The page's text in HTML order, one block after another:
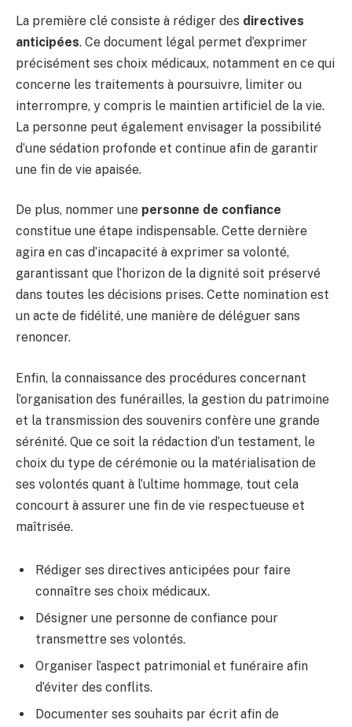
La première clé consiste à rédiger des directives
anticipées. Ce document légal permet d’exprimer
précisément ses choix médicaux, notamment en ce qui
concerne les traitements à poursuivre, limiter ou
interrompre, y compris le maintien artificiel de la vie.
La personne peut également envisager la possibilité
d’une sédation profonde et continue afin de garantir
une fin de vie apaisée.
De plus, nommer une personne de confiance
constitue une étape indispensable. Cette dernière
agira en cas d’incapacité à exprimer sa volonté,
garantissant que l’horizon de la dignité soit préservé
dans toutes les décisions prises. Cette nomination est
un acte de fidélité, une manière de déléguer sans
renoncer.
Enfin, la connaissance des procédures concernant
l’organisation des funérailles, la gestion du patrimoine
et la transmission des souvenirs confère une grande
sérénité. Que ce soit la rédaction d’un testament, le
choix du type de cérémonie ou la matérialisation de
ses volontés quant à l’ultime hommage, tout cela
concourt à assurer une fin de vie respectueuse et
maîtrisée.
Rédiger ses directives anticipées pour faire
connaître ses choix médicaux.
Désigner une personne de confiance pour
transmettre ses volontés.
Organiser l’aspect patrimonial et funéraire afin
d’éviter des conflits.
Documenter ses souhaits par écrit afin de